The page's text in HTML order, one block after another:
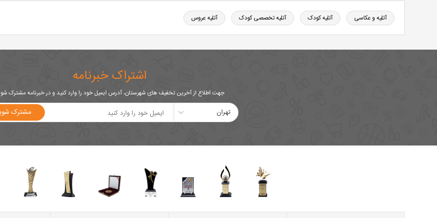
آتلیه و عکاسی آتلیه کودک آتلیه تخصصی کودک آتلیه عروس
اشتراک خبرنامه
جهت اطلاع از آخرین تخفیف های شهرستان، آدرس ایمیل خود را وارد کنید و در خبرنامه مشترک
تهران مشترک